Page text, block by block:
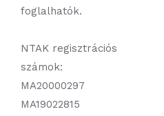
foglalhatók.
NTAK regisztrációs
számok:
MA20000297
MA19022815